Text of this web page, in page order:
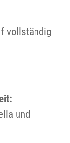
vollständig
und